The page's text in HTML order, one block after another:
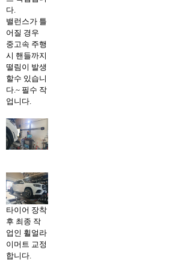
다.
밸런스가 틀
어질 경우
중고속 주행
시 핸들까지
떨림이 발생
할수 있습니
다.~ 필수 작
업니다.
타이어 장착
후 최종 작
업인 휠얼라
이머트 교정
합니다.